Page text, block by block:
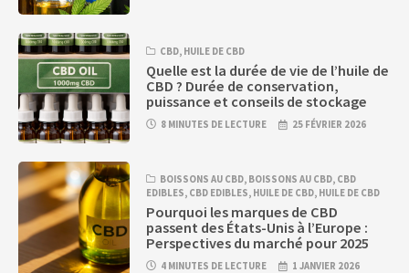
CBD, HUILE DE CBD
Quelle est la durée de vie de l’huile de
CBD ? Durée de conservation,
puissance et conseils de stockage
8 MINUTES DE LECTURE 25 FÉVRIER 2026
BOISSONS AU CBD, BOISSONS AU CBD, CBD
EDIBLES, CBD EDIBLES, HUILE DE CBD, HUILE DE CBD
Pourquoi les marques de CBD
passent des États-Unis à l’Europe :
Perspectives du marché pour 2025
4 MINUTES DE LECTURE 1 JANVIER 2026